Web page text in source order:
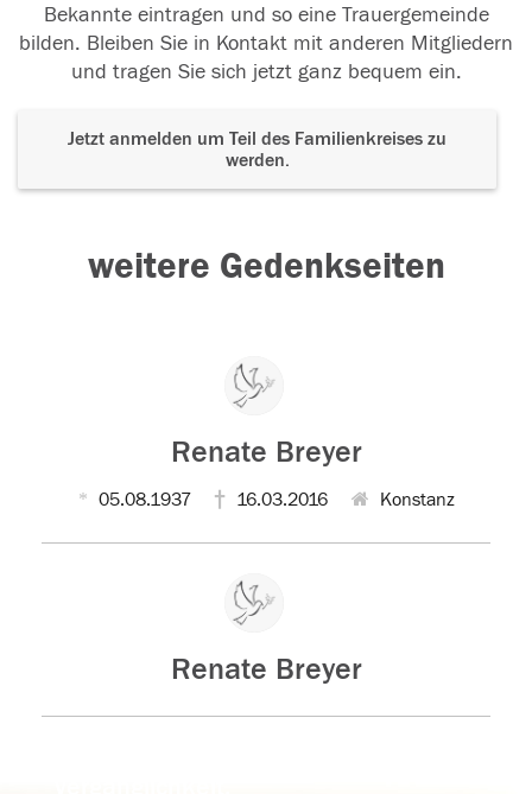
Bekannte eintragen und so eine Trauergemeinde
bilden. Bleiben Sie in Kontakt mit anderen Mitgliedern
und tragen Sie sich jetzt ganz bequem ein.
Jetzt anmelden um Teil des Familienkreises zu
werden.
weitere Gedenkseiten
Renate Breyer
05.08.1937 16.03.2016 Konstanz
Renate Breyer